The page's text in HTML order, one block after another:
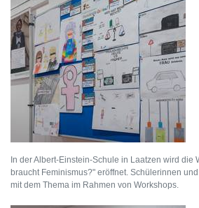
In der Albert-Einstein-Schule in Laatzen wird die
braucht Feminismus?" eröffnet. Schülerinnen
mit dem Thema im Rahmen von Workshops.